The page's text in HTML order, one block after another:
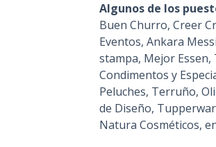
Algunos de los
Buen Churro, Creer
Eventos, Ankara
stampa, Mejor Essen,
Condimentos y
Peluches, Terruño,
de Diseño,
Natura Cosméticos,